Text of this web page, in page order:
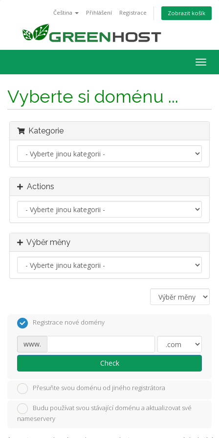
Čeština Přihlášení Registrace Zobrazit košík
Vyberte si doménu ...
Kategorie
Actions
Výběr měny
Registrace nové domény
www.
Check
Přesuňte svou doménu od jiného registrátora
Budu používat svou stávající doménu a aktualizovat své
nameservery